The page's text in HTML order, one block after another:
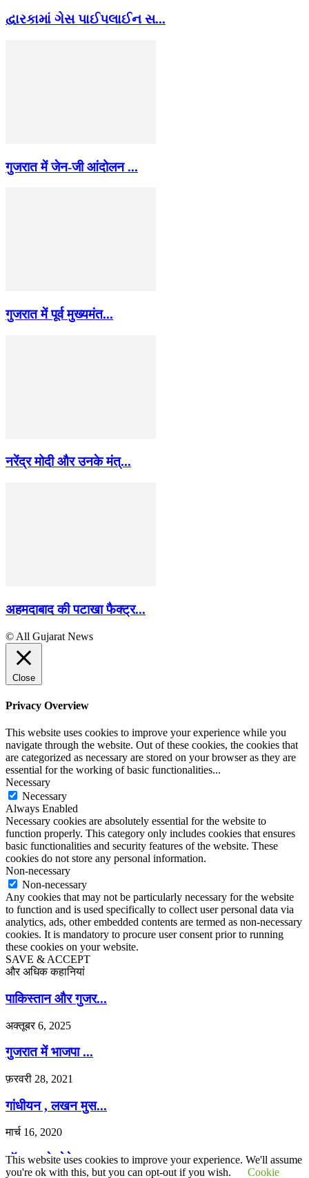
દ્વારકામાં ગેસ પાઈપલાઈન સ...
गुजरात में जेन-जी आंदोलन ...
गुजरात में पूर्व मुख्यमंत...
नरेंद्र मोदी और उनके मंत्...
अहमदाबाद की पटाखा फैक्ट्र...
© All Gujarat News
This website uses cookies to improve your experience. We'll assume
you're ok with this, but you can opt-out if you wish.
Cookie
Close
Privacy Overview
This website uses cookies to improve your experience while you
navigate through the website. Out of these cookies, the cookies that
are categorized as necessary are stored on your browser as they are
essential for the working of basic functionalities...
Necessary
Necessary
Always Enabled
Necessary cookies are absolutely essential for the website to
function properly. This category only includes cookies that ensures
basic functionalities and security features of the website. These
cookies do not store any personal information.
Non-necessary
Non-necessary
Any cookies that may not be particularly necessary for the website
to function and is used specifically to collect user personal data via
analytics, ads, other embedded contents are termed as non-necessary
cookies. It is mandatory to procure user consent prior to running
these cookies on your website.
SAVE & ACCEPT
और अधिक कहानियां
पाकिस्तान और गुजर...
अक्तूबर 6, 2025
गुजरात में भाजपा ...
फ़रवरी 28, 2021
गांधीयन , लखन मुस...
मार्च 16, 2020
गॉडमदर के बेटे का...